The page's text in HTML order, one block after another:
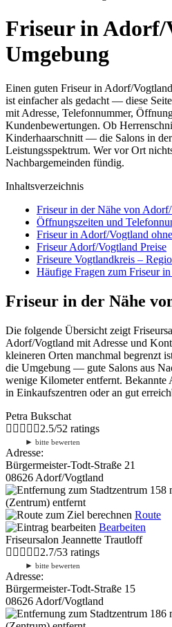
Friseur in Adorf/
Umgebung
Einen guten Friseur in Adorf/
ist einfacher als gedacht — diese
mit Adresse, Telefonnummer,
Kundenbewertungen. Ob
Kinderhaarschnitt — die Salons in
Leistungsspektrum. Wer vor Ort
Nachbargemeinden fündig.
Inhaltsverzeichnis
Friseur in der Nähe von
Öffnungszeiten und
Friseur in Adorf/Vogtland
Friseur Adorf/Vogtland Preise
Friseure Vogtlandkreis –
Häufige Fragen zum Friseur
Friseur in der Nähe
Die folgende Übersicht zeigt
Adorf/Vogtland mit Adresse und
kleineren Orten manchmal begrenzt
die Umgebung — gute Salons aus
wenige Kilometer entfernt. Bekannte
in Einkaufszentren oder an gut
Petra Bukschat
2.5/52 ratings
► bitte bewerten
Adresse:
Bürgermeister-Todt-Straße 21
08626 Adorf/Vogtland
158
(Zentrum) entfernt
Route
Bearbeiten
Friseursalon Jeannette Trautloff
2.7/53 ratings
► bitte bewerten
Adresse:
Bürgermeister-Todt-Straße 15
08626 Adorf/Vogtland
186